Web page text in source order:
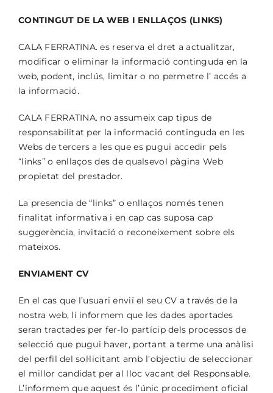
CONTINGUT DE LA WEB I ENLLAÇOS (LINKS)
CALA FERRATINA. es reserva el dret a actualitzar,
modificar o eliminar la informació continguda en la
web, podent, inclús, limitar o no permetre l’ accés a
la informació.
CALA FERRATINA. no assumeix cap tipus de
responsabilitat per la informació continguda en les
Webs de tercers a les que es pugui accedir pels
“links” o enllaços des de qualsevol pàgina Web
propietat del prestador.
La presencia de “links” o enllaços només tenen
finalitat informativa i en cap cas suposa cap
suggerència, invitació o reconeixement sobre els
mateixos.
ENVIAMENT CV
En el cas que l’usuari enviï el seu CV a través de la
nostra web, li informem que les dades aportades
seran tractades per fer-lo partícip dels processos de
selecció que pugui haver, portant a terme una anàlisi
del perfil del sol·licitant amb l’objectiu de seleccionar
el millor candidat per al lloc vacant del Responsable.
L’informem que aquest és l’únic procediment oficial